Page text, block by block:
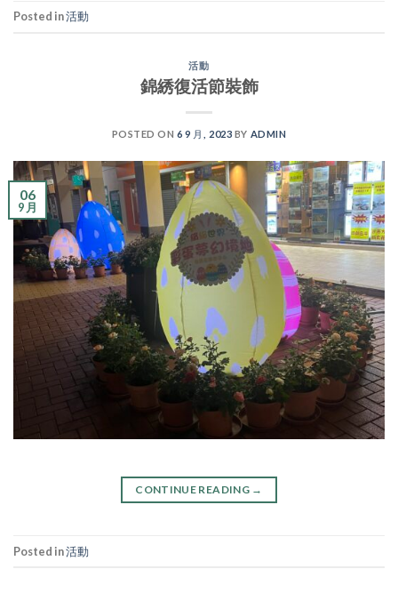
Posted in活動
活動
錦綉復活節裝飾
POSTED ON6 9 月, 2023 BY ADMIN
06
9 月
CONTINUE READING →
Posted in活動